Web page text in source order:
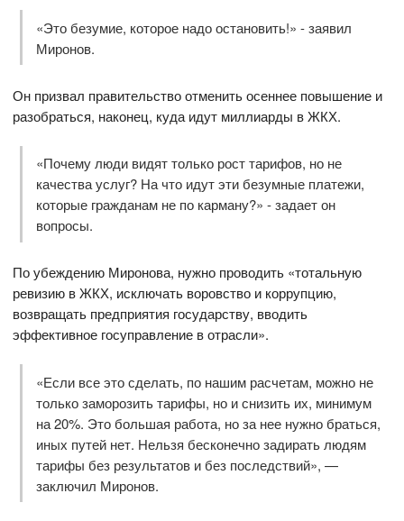
«Это безумие, которое надо остановить!» - заявил
Миронов.
Он призвал правительство отменить осеннее повышение и
разобраться, наконец, куда идут миллиарды в ЖКХ.
«Почему люди видят только рост тарифов, но не
качества услуг? На что идут эти безумные платежи,
которые гражданам не по карману?» - задает он
вопросы.
По убеждению Миронова, нужно проводить «тотальную
ревизию в ЖКХ, исключать воровство и коррупцию,
возвращать предприятия государству, вводить
эффективное госуправление в отрасли».
«Если все это сделать, по нашим расчетам, можно не
только заморозить тарифы, но и снизить их, минимум
на 20%. Это большая работа, но за нее нужно браться,
иных путей нет. Нельзя бесконечно задирать людям
тарифы без результатов и без последствий», —
заключил Миронов.